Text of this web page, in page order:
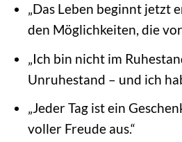
„Das Leben beginnt jetzt
den Möglichkeiten, die
„Ich bin nicht im
Unruhestand – und ich
„Jeder Tag ist ein
voller Freude aus.“